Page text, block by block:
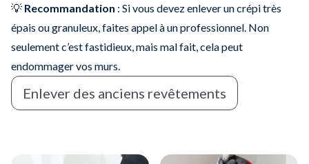
💡 Recommandation : Si vous devez enlever un crépi très
épais ou granuleux, faites appel à un professionnel. Non
seulement c’est fastidieux, mais mal fait, cela peut
endommager vos murs.
Enlever des anciens revêtements